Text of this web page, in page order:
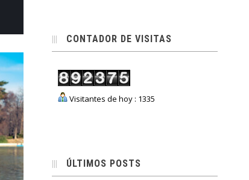
CONTADOR DE VISITAS
Visitantes de hoy : 1335
ÚLTIMOS POSTS